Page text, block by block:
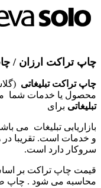
چاپ تراکت ارزان /
چاپ تراکت تبلیغاتی
محصول یا خدمات شما
تبلیغاتی برای
بازاریابی تبلیغات می
و خدمات است. تقریبا
سروکار دارد است.
قیمت چاپ تراکت بر اساس